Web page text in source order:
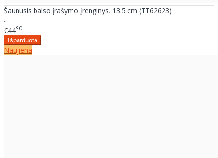
Šaunusis balso įrašymo įrenginys, 13.5 cm (TT62623)
..
€4490
Naujiena